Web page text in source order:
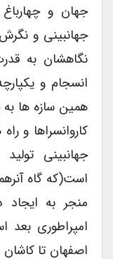
جهان و چهارباغ
جهانبینی و
نگاهشان به
انسجام و
همین سازه ها
کاروانسراها و
جهانبینی
است(که گاه
منجر به ایجاد
امپراطوری بعد
اصفهان تا